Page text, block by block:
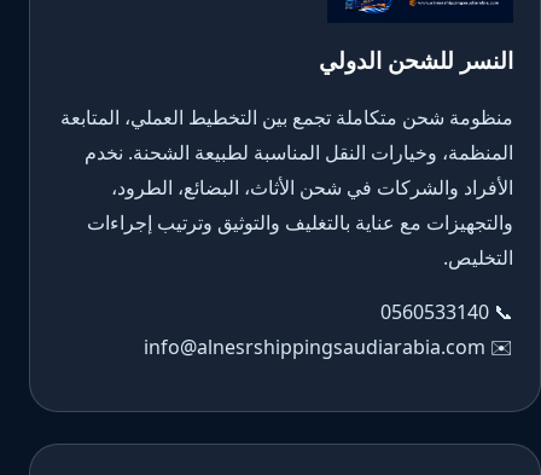
النسر للشحن الدولي
منظومة شحن متكاملة تجمع بين التخطيط العملي، المتابعة
المنظمة، وخيارات النقل المناسبة لطبيعة الشحنة. نخدم
الأفراد والشركات في شحن الأثاث، البضائع، الطرود،
والتجهيزات مع عناية بالتغليف والتوثيق وترتيب إجراءات
التخليص.
📞
0560533140
✉️
info@alnesrshippingsaudiarabia.com